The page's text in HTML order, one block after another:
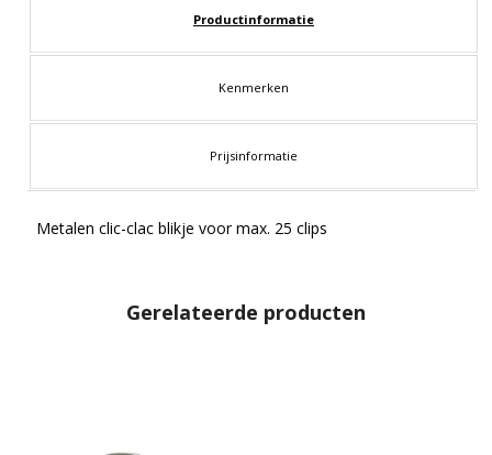
Productinformatie
Kenmerken
Prijsinformatie
Metalen clic-clac blikje voor max. 25 clips
Gerelateerde producten